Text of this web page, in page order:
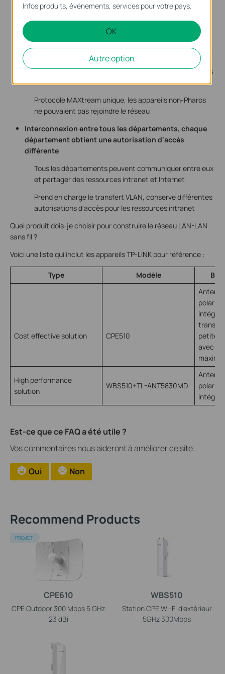
Accès sans fil contrôlé, offre un haut niveau de
sécurité des informations
Prend en charge plusieurs authentifications telles que
WPA/WPA2-PSK, WPA-Enterprise, authentification MAC
SSID supprimable pour fournir un niveau de sécurité plus
élevé
Protocole MAXtream unique, les appareils non-Pharos
ne pouvaient pas rejoindre le réseau
Interconnexion entre tous les départements, chaque
département obtient une autorisation d'accès
différente
Tous les départements peuvent communiquer entre eux
et partager des ressources intranet et Internet
Prend en charge le transfert VLAN, conserve différentes
autorisations d'accès pour les ressources intranet
Quel produit dois-je choisir pour construire le réseau LAN-LAN
sans fil ?
Voici une liste qui inclut les appareils TP-LINK pour référence :
Type Modèle
Cost effective solution CPE510
petite
avec
High performance
solution
WBS510+TL-ANT5830MD
Est-ce que ce FAQ a été utile ?
Vos commentaires nous aideront à améliorer ce site.
Oui Non
Recommend Products
CPE610
CPE Outdoor 300 Mbps 5 GHz
23 dBi
PROJET
WBS510
Station CPE Wi-Fi d'extérieur
5GHz 300Mbps
Infos produits, événements, services pour votre pays.
OK
Autre option